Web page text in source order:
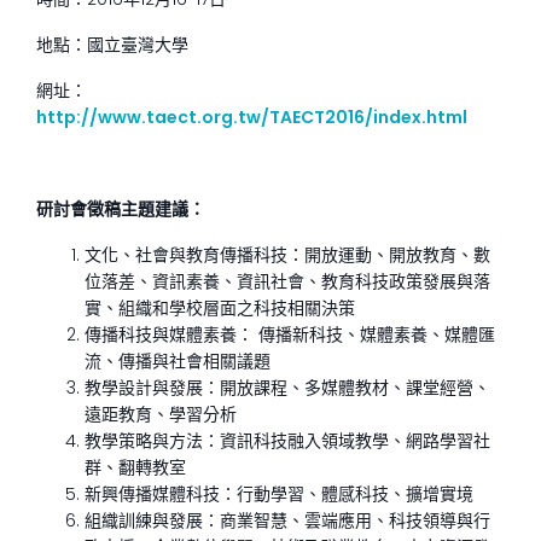
地點：國立臺灣大學
網址：
http://www.taect.org.tw/TAECT2016/index.html
研討會徵稿主題建議：
文化、社會與教育傳播科技：開放運動、開放教育、數
位落差、資訊素養、資訊社會、教育科技政策發展與落
實、組織和學校層面之科技相關決策
傳播科技與媒體素養： 傳播新科技、媒體素養、媒體匯
流、傳播與社會相關議題
教學設計與發展：開放課程、多媒體教材、課堂經營、
遠距教育、學習分析
教學策略與方法：資訊科技融入領域教學、網路學習社
群、翻轉教室
新興傳播媒體科技：行動學習、體感科技、擴增實境
組織訓練與發展：商業智慧、雲端應用、科技領導與行